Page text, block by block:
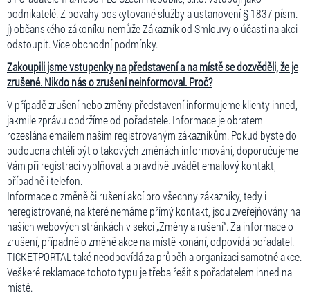
podnikatelé. Z povahy poskytované služby a ustanovení § 1837 písm.
j) občanského zákoníku nemůže Zákazník od Smlouvy o účasti na akci
odstoupit. Více obchodní podmínky.
Zakoupili jsme vstupenky na představení a na místě se dozvěděli, že je
zrušené. Nikdo nás o zrušení neinformoval. Proč?
V případě zrušení nebo změny představení informujeme klienty ihned,
jakmile zprávu obdržíme od pořadatele. Informace je obratem
rozeslána emailem našim registrovaným zákazníkům. Pokud byste do
budoucna chtěli být o takových změnách informováni, doporučujeme
Vám při registraci vyplňovat a pravdivě uvádět emailový kontakt,
případně i telefon.
Informace o změně či rušení akcí pro všechny zákazníky, tedy i
neregistrované, na které nemáme přímý kontakt, jsou zveřejňovány na
našich webových stránkách v sekci „Změny a rušení“. Za informace o
zrušení, případně o změně akce na místě konání, odpovídá pořadatel.
TICKETPORTAL také neodpovídá za průběh a organizaci samotné akce.
Veškeré reklamace tohoto typu je třeba řešit s pořadatelem ihned na
místě.